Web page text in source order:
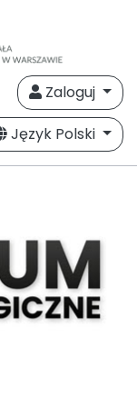
Zaloguj
Język Polski